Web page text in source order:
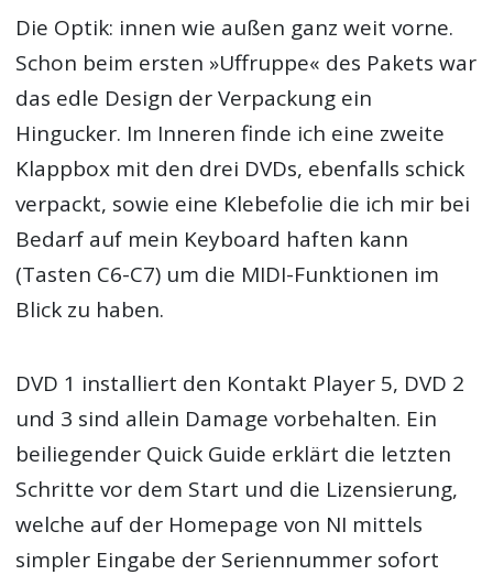
Die Optik: innen wie außen ganz weit vorne.
Schon beim ersten »Uffruppe« des Pakets war
das edle Design der Verpackung ein
Hingucker. Im Inneren finde ich eine zweite
Klappbox mit den drei DVDs, ebenfalls schick
verpackt, sowie eine Klebefolie die ich mir bei
Bedarf auf mein Keyboard haften kann
(Tasten C6-C7) um die MIDI-Funktionen im
Blick zu haben.
DVD 1 installiert den Kontakt Player 5, DVD 2
und 3 sind allein Damage vorbehalten. Ein
beiliegender Quick Guide erklärt die letzten
Schritte vor dem Start und die Lizensierung,
welche auf der Homepage von NI mittels
simpler Eingabe der Seriennummer sofort